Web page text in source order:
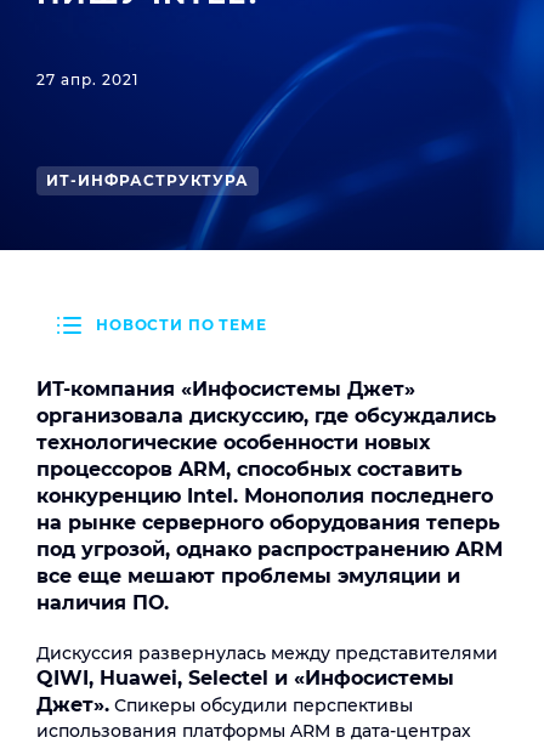
27 апр. 2021
ИТ-ИНФРАСТРУКТУРА
НОВОСТИ ПО ТЕМЕ
ИТ-компания «Инфосистемы Джет»
организовала дискуссию, где обсуждались
технологические особенности новых
процессоров ARM, способных составить
конкуренцию Intel. Монополия последнего
на рынке серверного оборудования теперь
под угрозой, однако распространению ARM
все еще мешают проблемы эмуляции и
наличия ПО.
Дискуссия развернулась между представителями
QIWI, Huawei, Selectel и «Инфосистемы
Джет». Спикеры обсудили перспективы
использования платформы ARM в дата-центрах